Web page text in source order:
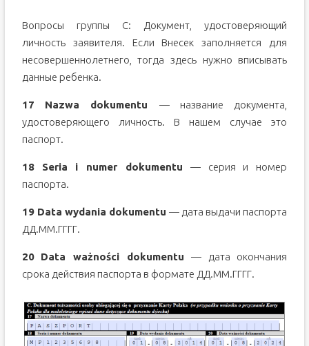
Вопросы группы С:
Документ, удостоверяющий
личность
заявителя. Если Внесек заполняется для
несовершеннолетнего, тогда здесь нужно вписывать
данные ребенка.
17 Nazwa dokumentu — название документа,
удостоверяющего личность. В нашем случае это
паспорт.
18 Seria i numer dokumentu — серия и номер
паспорта.
19 Datawydania dokumentu — дата выдачи паспорта
ДД.ММ.ГГГГ.
20 Dataważności dokumentu — дата окончания
срока действия паспорта в формате ДД.ММ.ГГГГ.